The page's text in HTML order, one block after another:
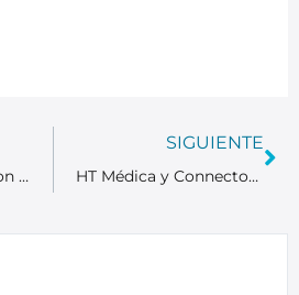
50 años creciendo con sentido
SIGUIENTE
HT Médica y Connectoma incorporan resonancia magnética funcional avanzada para personalizar tratamientos de depresión resistente